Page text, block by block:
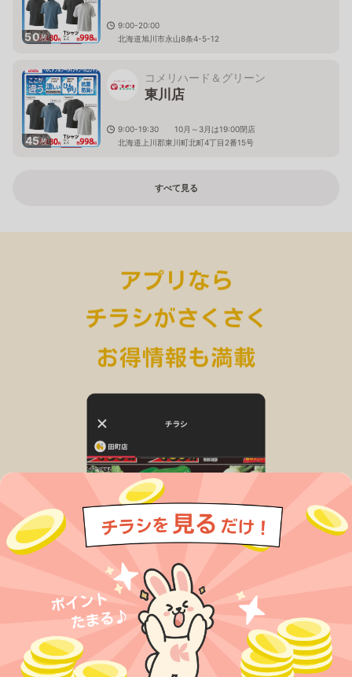
50枚
9:00-20:00
北海道旭川市永山8条4-5-12
45枚
コメリハード＆グリーン
東川店
9:00-19:30 10月～3月は19:00閉店
北海道上川郡東川町北町4丁目2番15号
すべて見る